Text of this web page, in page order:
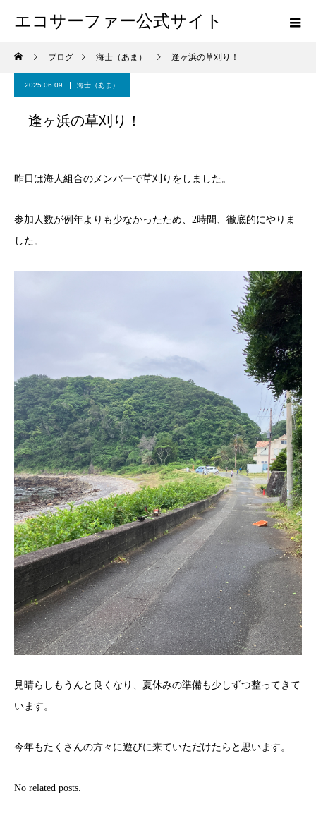
エコサーファー公式サイト
ブログ 海士（あま） 逢ヶ浜の草刈り！
2025.06.09 海士（あま）
逢ヶ浜の草刈り！
昨日は海人組合のメンバーで草刈りをしました。
参加人数が例年よりも少なかったため、2時間、徹底的にやりま
した。
見晴らしもうんと良くなり、夏休みの準備も少しずつ整ってきて
います。
今年もたくさんの方々に遊びに来ていただけたらと思います。
No related posts.